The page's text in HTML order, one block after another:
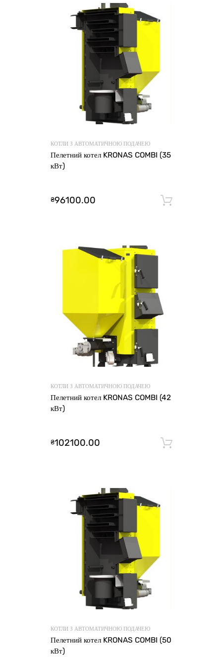
КОТЛИ З АВТОМАТИЧНОЮ ПОДАЧЕЮ
Пелетний котел KRONAS COMBI (35
кВт)
₴96100.00
КОТЛИ З АВТОМАТИЧНОЮ ПОДАЧЕЮ
Пелетний котел KRONAS COMBI (42
кВт)
₴102100.00
КОТЛИ З АВТОМАТИЧНОЮ ПОДАЧЕЮ
Пелетний котел KRONAS COMBI (50
кВт)